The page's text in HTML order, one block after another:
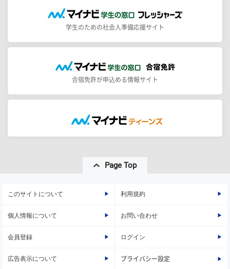
学生のための社会人準備応援サイト
合宿免許が申込める情報サイト
Page Top
このサイトについて 利用規約
個人情報について お問い合わせ
会員登録 ログイン
広告表示について プライバシー設定